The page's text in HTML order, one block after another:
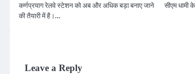
कर्णप्रयाग रेलवे स्टेशन को अब और अधिक बड़ा बनाए जाने
की तैयारी में है।…
सीएम धामी
Leave a Reply